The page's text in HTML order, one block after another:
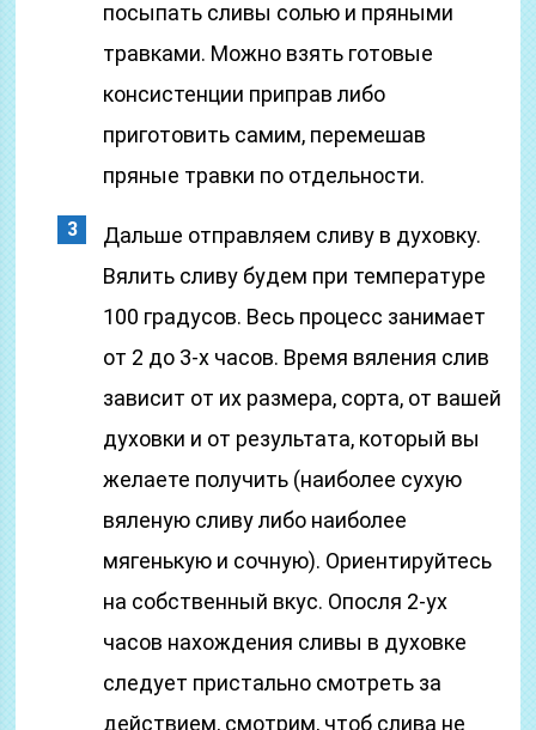
посыпать сливы солью и пряными
травками. Можно взять готовые
консистенции приправ либо
приготовить самим, перемешав
пряные травки по отдельности.
Дальше отправляем сливу в духовку.
Вялить сливу будем при температуре
100 градусов. Весь процесс занимает
от 2 до 3-х часов. Время вяления слив
зависит от их размера, сорта, от вашей
духовки и от результата, который вы
желаете получить (наиболее сухую
вяленую сливу либо наиболее
мягенькую и сочную). Ориентируйтесь
на собственный вкус. Опосля 2-ух
часов нахождения сливы в духовке
следует пристально смотреть за
действием, смотрим, чтоб слива не